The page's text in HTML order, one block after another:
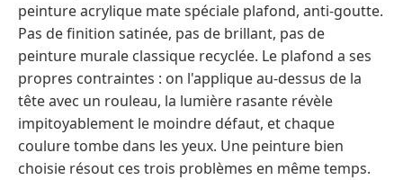
peinture acrylique mate spéciale plafond, anti-goutte.
Pas de finition satinée, pas de brillant, pas de
peinture murale classique recyclée. Le plafond a ses
propres contraintes : on l'applique au-dessus de la
tête avec un rouleau, la lumière rasante révèle
impitoyablement le moindre défaut, et chaque
coulure tombe dans les yeux. Une peinture bien
choisie résout ces trois problèmes en même temps.